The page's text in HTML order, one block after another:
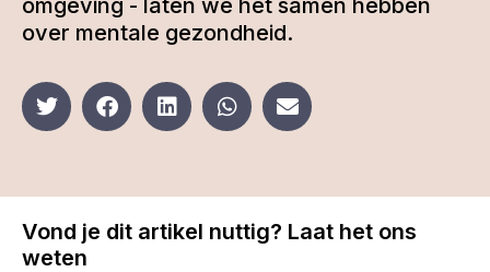
omgeving - laten we het samen hebben
over mentale gezondheid.
Vond je dit artikel nuttig? Laat het ons
weten